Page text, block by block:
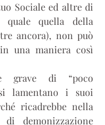
Sociale ed altre di
quale quella della
ancora), non può
in una maniera così
grave di “poco
lamentano i suoi
ricadrebbe nella
demonizzazione